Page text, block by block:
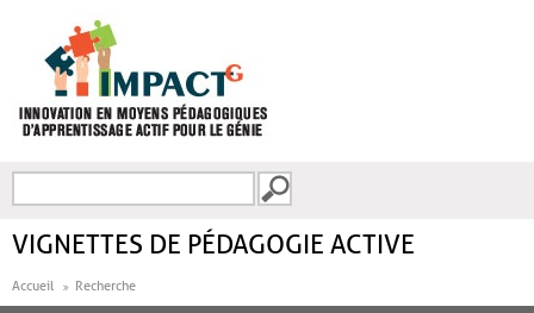
FORMULAIRE DE
VIGNETTES DE PÉDAGOGIE ACTIVE
Accueil Recherche